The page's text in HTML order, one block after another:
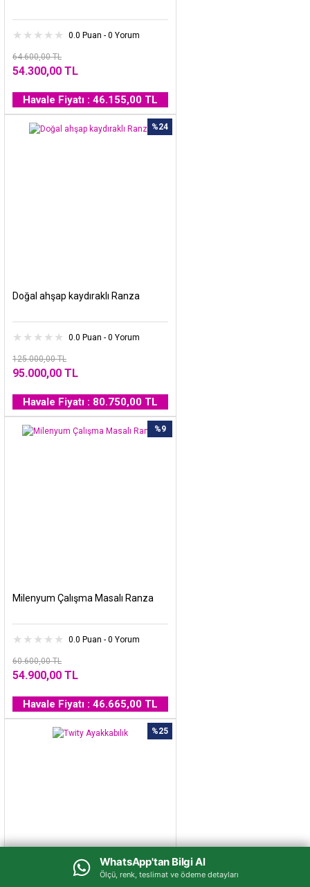
WhatsApp'tan Bilgi Al
Ölçü, renk, teslimat ve ödeme detayları
0.0 Puan - 0 Yorum
64.600,00 TL
54.300,00 TL
Havale Fiyatı : 46.155,00 TL
%24
Doğal ahşap kaydıraklı Ranza
0.0 Puan - 0 Yorum
125.000,00 TL
95.000,00 TL
Havale Fiyatı : 80.750,00 TL
%9
Milenyum Çalışma Masalı Ranza
0.0 Puan - 0 Yorum
60.600,00 TL
54.900,00 TL
Havale Fiyatı : 46.665,00 TL
%25
WhatsApp'tan Bilgi Al
Ölçü, renk, teslimat ve ödeme detayları